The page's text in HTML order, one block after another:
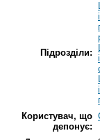
Підрозділи:
Користувач, що
депонує: